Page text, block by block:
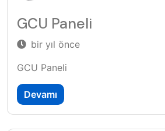
GCU Paneli
bir yıl önce
GCU Paneli
Devamı